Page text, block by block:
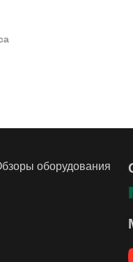
оборудования